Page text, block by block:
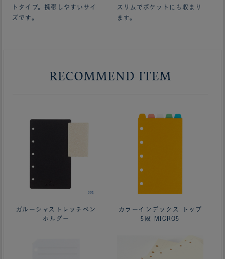
トタイプ。携帯しやすいサイ
ズです。
スリムでポケットにも収まり
ます。
RECOMMEND ITEM
ガルーシャストレッチペン
ホルダー
カラーインデックス トップ
5段 MICRO5